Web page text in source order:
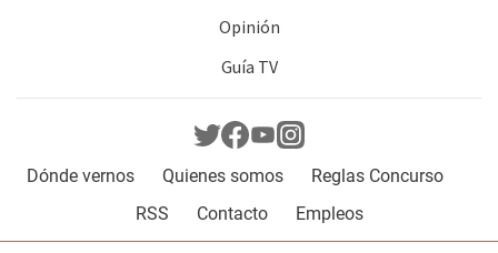
Opinión
Guía TV
Dónde vernos Quienes somos
Reglas Concurso
RSS
Contacto Empleos